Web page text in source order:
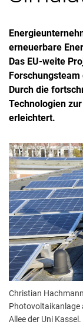
erneuerbare
Das EU-weite
Durch die
Technologien
erleichtert.
Christian
Photovoltaikanlage
Allee der Uni